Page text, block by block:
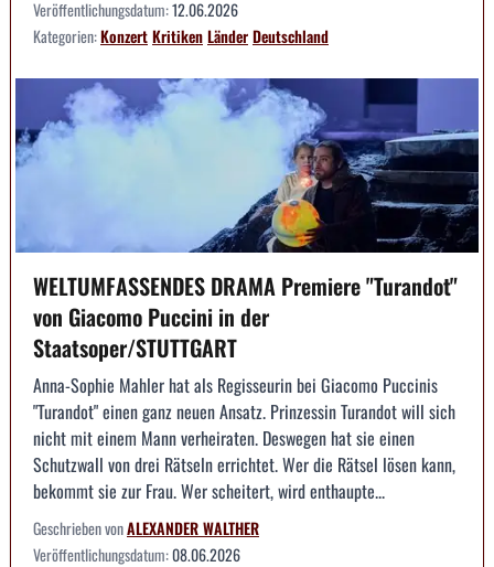
Veröffentlichungsdatum:12.06.2026
Kategorien:KonzertKritikenLänderDeutschland
WELTUMFASSENDES DRAMA Premiere "Turandot"
von Giacomo Puccini in der
Staatsoper/STUTTGART
Anna-Sophie Mahler hat als Regisseurin bei Giacomo Puccinis
"Turandot" einen ganz neuen Ansatz. Prinzessin Turandot will sich
nicht mit einem Mann verheiraten. Deswegen hat sie einen
Schutzwall von drei Rätseln errichtet. Wer die Rätsel lösen kann,
bekommt sie zur Frau. Wer scheitert, wird enthaupte...
Geschrieben vonALEXANDER WALTHER
Veröffentlichungsdatum:08.06.2026